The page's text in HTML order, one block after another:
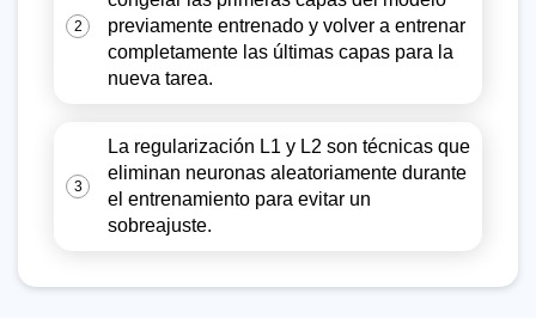
2
previamente entrenado y volver a entrenar
completamente las últimas capas para la
nueva tarea.
3
La regularización L1 y L2 son técnicas que
eliminan neuronas aleatoriamente durante
el entrenamiento para evitar un
sobreajuste.